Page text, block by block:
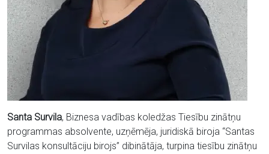
Santa Survila, Biznesa vadības koledžas Tiesību zinātņu
programmas absolvente, uzņēmēja, juridiskā biroja “Santas
Survilas konsultāciju birojs” dibinātāja, turpina tiesību zinātņu